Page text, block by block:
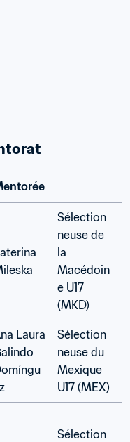
Sélection
neuse de
la
Macédoin
e U17
(MKD)
Laura
Sélection
neuse du
Mexique
U17 (MEX)
Sélection